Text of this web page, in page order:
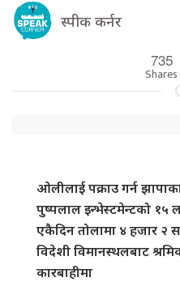
स्पीक कर्नर
735
Shares
ओलीलाई पक्राउ गर्न
पुष्पलाल इन्भेस्टमेन्टको
एकैदिन तोलामा ४ हजार २
विदेशी विमानस्थलबाट
कारबाहीमा